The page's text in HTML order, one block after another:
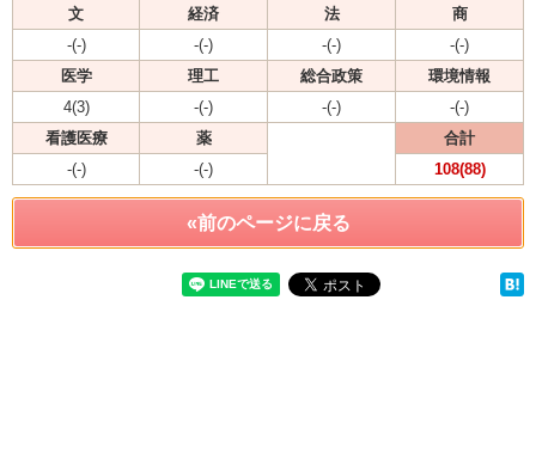
文 経済 法
商
-(-)
-(-) -(-)
-(-)
医学
理工 総合政策
環境情報
4(3)
-(-) -(-)
-(-)
看護医療
薬
合計
-(-)
-(-) 108(88)
«前のページに戻る